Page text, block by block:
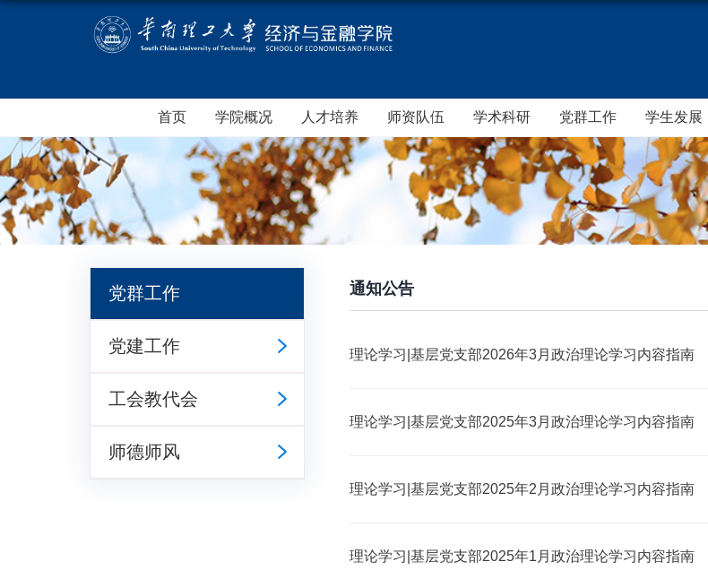
首页 学院概况 人才培养 师资队伍 学术科研 党群工作 学生发展
党群工作
党建工作
工会教代会
师德师风
通知公告
理论学习|基层党支部2026年3月政治理论学习内容指南
理论学习|基层党支部2025年3月政治理论学习内容指南
理论学习|基层党支部2025年2月政治理论学习内容指南
理论学习|基层党支部2025年1月政治理论学习内容指南